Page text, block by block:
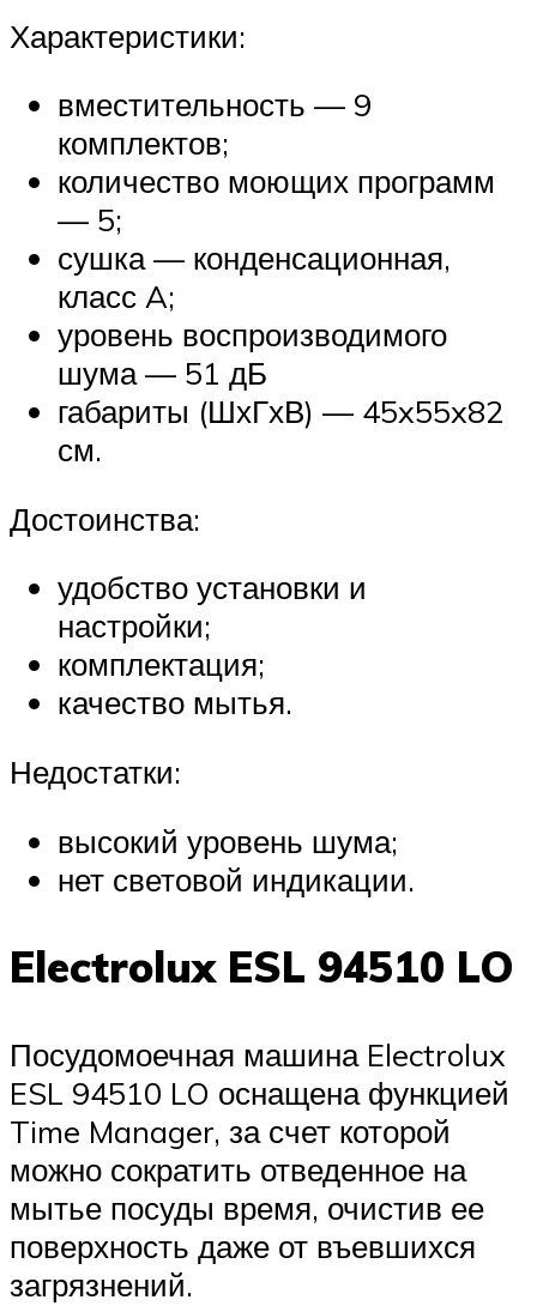
Характеристики:
вместительность — 9
комплектов;
количество моющих программ
— 5;
сушка — конденсационная,
класс A;
уровень воспроизводимого
шума — 51 дБ
габариты (ШхГхВ) — 45x55x82
см.
Достоинства:
удобство установки и
настройки;
комплектация;
качество мытья.
Недостатки:
высокий уровень шума;
нет световой индикации.
Electrolux ESL 94510 LO
Посудомоечная машина Electrolux
ESL 94510 LO оснащена функцией
Time Manager, за счет которой
можно сократить отведенное на
мытье посуды время, очистив ее
поверхность даже от въевшихся
загрязнений.